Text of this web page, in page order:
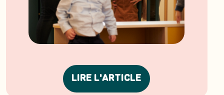
LIRE L'ARTICLE